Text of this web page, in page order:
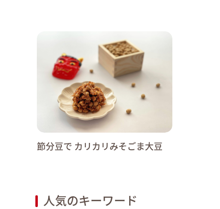
節分豆で カリカリみそごま大豆
人気のキーワード